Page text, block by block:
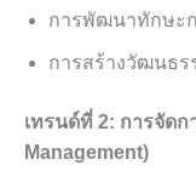
การพัฒนาทักษะ
การสร้างวัฒนธ
เทรนด์ที่ 2: การจัด
Management)